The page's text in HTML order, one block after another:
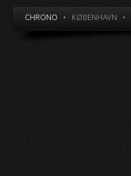
CHRONO • KØBENHAVN •